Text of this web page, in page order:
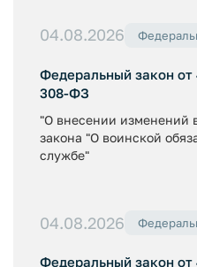
04.08.2026
Федеральный закон от
308-ФЗ
"О внесении изменений
закона "О воинской
службе"
04.08.2026
Федеральный закон от